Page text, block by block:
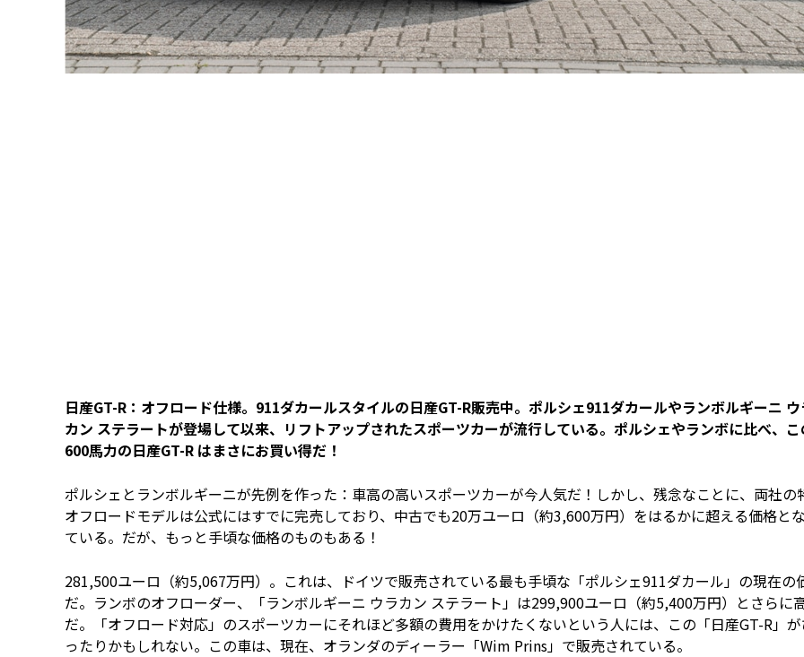
日産GT-R：オフロード仕様。911ダカールスタイルの日産GT-R販売中。ポルシェ911ダカールやランボルギーニ
カン ステラートが登場して以来、リフトアップされたスポーツカーが流行している。ポルシェやランボに比べ、
600馬力の日産GT-R はまさにお買い得だ！
ポルシェとランボルギーニが先例を作った：車高の高いスポーツカーが今人気だ！しかし、残念なことに、両社の
オフロードモデルは公式にはすでに完売しており、中古でも20万ユーロ（約3,600万円）をはるかに超える価格と
ている。だが、もっと手頃な価格のものもある！
281,500ユーロ（約5,067万円）。これは、ドイツで販売されている最も手頃な「ポルシェ911ダカール」の現在の
だ。ランボのオフローダー、「ランボルギーニ ウラカン ステラート」は299,900ユーロ（約5,400万円）とさらに
だ。「オフロード対応」のスポーツカーにそれほど多額の費用をかけたくないという人には、この「日産GT-R」
ったりかもしれない。この車は、現在、オランダのディーラー「Wim Prins」で販売されている。